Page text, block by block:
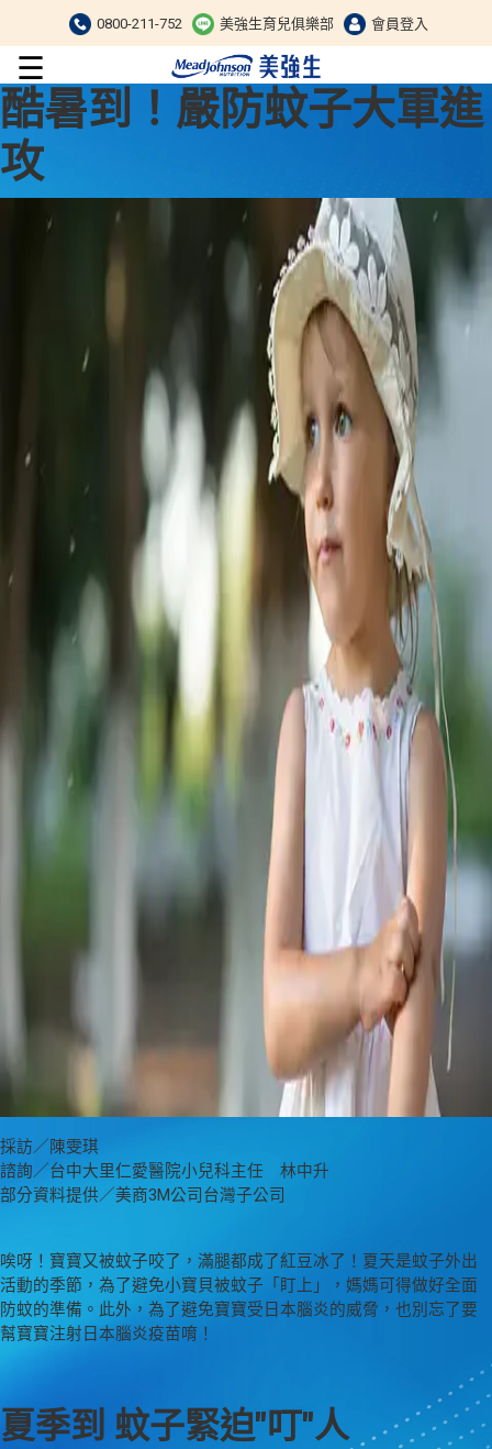
0800-211-752 美強生育兒俱樂部 會員登入
☰
酷暑到！嚴防蚊子大軍進
攻
採訪／陳雯琪
諮詢／台中大里仁愛醫院小兒科主任 林中升
部分資料提供／美商3M公司台灣子公司
唉呀！寶寶又被蚊子咬了，滿腿都成了紅豆冰了！夏天是蚊子外出
活動的季節，為了避免小寶貝被蚊子「盯上」，媽媽可得做好全面
防蚊的準備。此外，為了避免寶寶受日本腦炎的威脅，也別忘了要
幫寶寶注射日本腦炎疫苗唷！
夏季到 蚊子緊迫"叮"人